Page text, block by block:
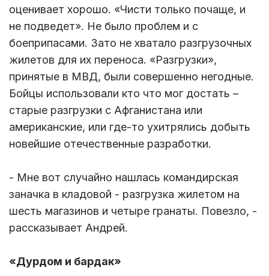
оценивает хорошо. «Чисти только почаще, и
не подведет». Не было проблем и с
боеприпасами. Зато не хватало разгрузочных
жилетов для их переноса. «Разгрузки»,
принятые в МВД, были совершенно негодные.
Бойцы использовали кто что мог достать –
старые разгрузки с Афганистана или
американские, или где-то ухитрялись добыть
новейшие отечественные разработки.
- Мне вот случайно нашлась командирская
заначка в кладовой - разгрузка жилетом на
шесть магазинов и четыре гранаты. Повезло, -
рассказывает Андрей.
«Дурдом и бардак»